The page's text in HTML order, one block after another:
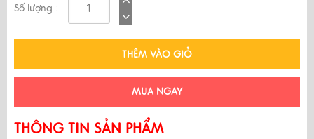
Số lượng :
THÊM VÀO GIỎ
MUA NGAY
THÔNG TIN SẢN PHẨM